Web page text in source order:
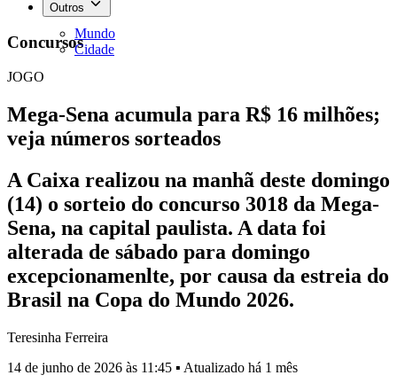
Outros
Mundo
Cidade
Concursos
JOGO
Mega-Sena acumula para R$ 16 milhões;
veja números sorteados
A Caixa realizou na manhã deste domingo
(14) o sorteio do concurso 3018 da Mega-
Sena, na capital paulista. A data foi
alterada de sábado para domingo
excepcionamenlte, por causa da estreia do
Brasil na Copa do Mundo 2026.
Teresinha Ferreira
14 de junho de 2026 às 11:45 ▪ Atualizado há 1 mês